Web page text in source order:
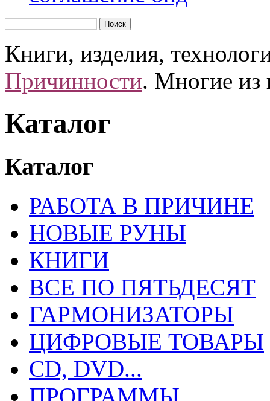
Книги, изделия,
Причинности. Многие из
Каталог
Каталог
РАБОТА В ПРИЧИНЕ
НОВЫЕ РУНЫ
КНИГИ
ВСЕ ПО ПЯТЬДЕСЯТ
ГАРМОНИЗАТОРЫ
ЦИФРОВЫЕ ТОВАРЫ
CD, DVD...